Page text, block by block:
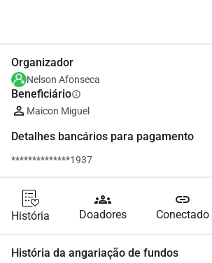
Organizador
Nelson Afonseca
Beneficiárioinfo
Maicon Miguel
Detalhes bancários para pagamento
**************1937
História
groups
Doadores
link
Conectado
História da angariação de fundos